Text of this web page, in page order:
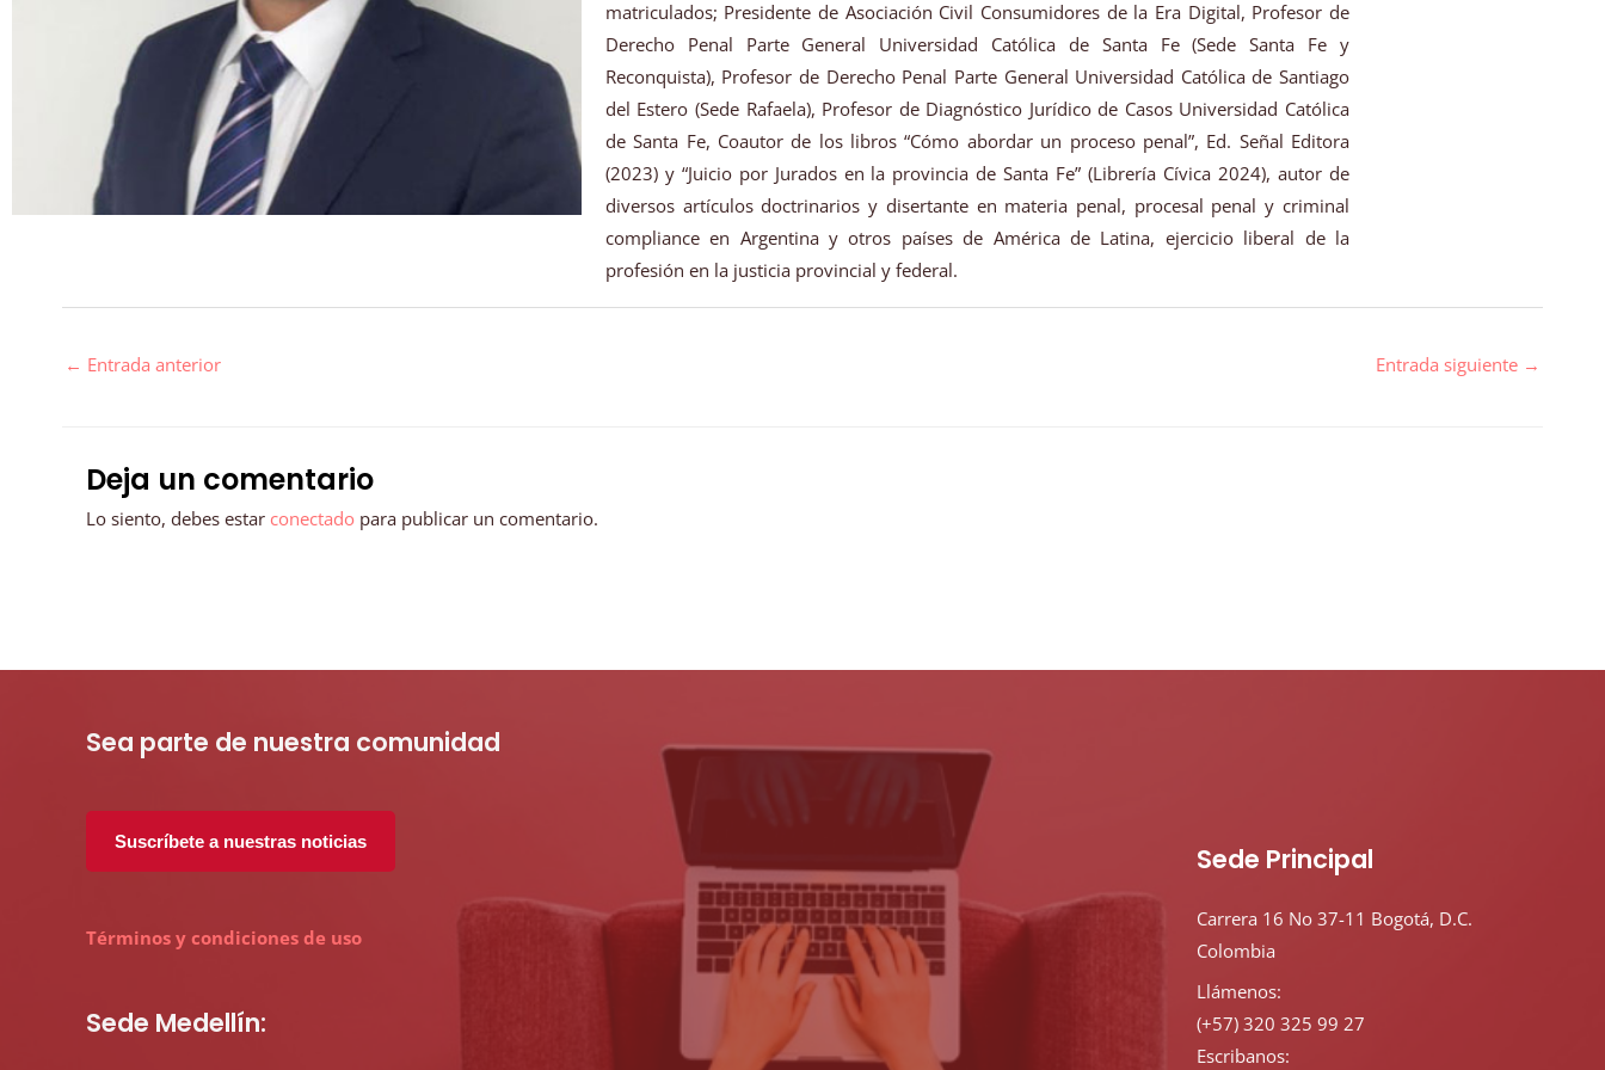
matriculados; Presidente de Asociación Civil Consumidores de la Era Digital, Profesor de
Derecho Penal Parte General Universidad Católica de Santa Fe (Sede Santa Fe y
Reconquista), Profesor de Derecho Penal Parte General Universidad Católica de Santiago
del Estero (Sede Rafaela), Profesor de Diagnóstico Jurídico de Casos Universidad Católica
de Santa Fe, Coautor de los libros “Cómo abordar un proceso penal”, Ed. Señal Editora
(2023) y “Juicio por Jurados en la provincia de Santa Fe” (Librería Cívica 2024), autor de
diversos artículos doctrinarios y disertante en materia penal, procesal penal y criminal
compliance en Argentina y otros países de América de Latina, ejercicio liberal de la
profesión en la justicia provincial y federal.
← Entrada anterior Entrada siguiente →
Deja un comentario
Lo siento, debes estar conectado para publicar un comentario.
Sea parte de nuestra comunidad
Suscríbete a nuestras noticias
Términos y condiciones de uso
Sede Medellín:
Sede Principal
Carrera 16 No 37-11 Bogotá, D.C.
Colombia
Llámenos:
(+57) 320 325 99 27
Escribanos: